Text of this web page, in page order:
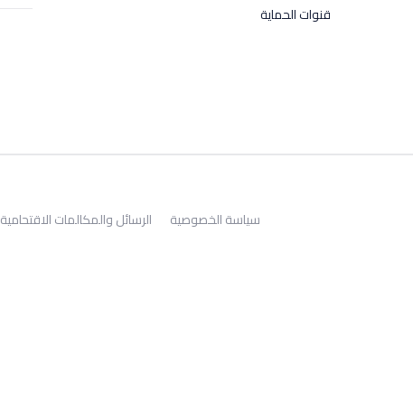
قنوات الحماية
سياسة الخصوصية الرسائل والمكالمات الاقتحامية